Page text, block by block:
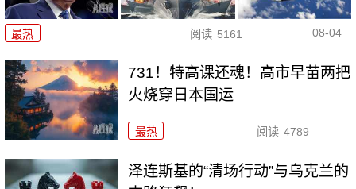
最热 阅读 5161 08-04
731！特高课还魂！高市早苗两把
火烧穿日本国运
最热 阅读 4789
泽连斯基的“清场行动”与乌克兰的